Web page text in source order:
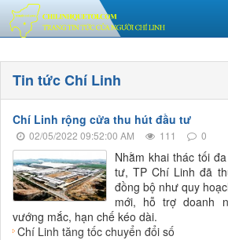
Tin tức Chí Linh
Chí Linh rộng cửa thu hút đầu tư
02/05/2022 09:52:00 AM 111 0
Nhằm khai thác tối
tư, TP Chí Linh đã
đồng bộ như quy
mới, hỗ trợ doanh
vướng mắc, hạn chế kéo dài.
Chí Linh tăng tốc chuyển đổi số